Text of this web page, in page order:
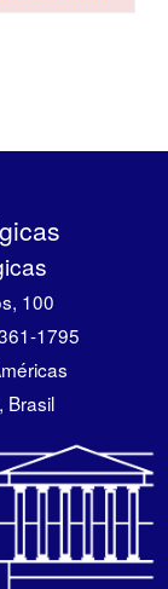
100
1795
Brasil